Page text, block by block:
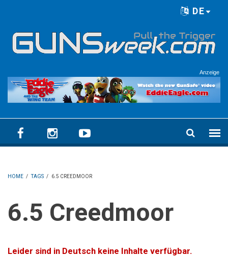
DE
Anzeige
HOME / TAGS / 6.5 CREEDMOOR
6.5 Creedmoor
Leider sind in Deutsch keine Inhalte verfügbar.